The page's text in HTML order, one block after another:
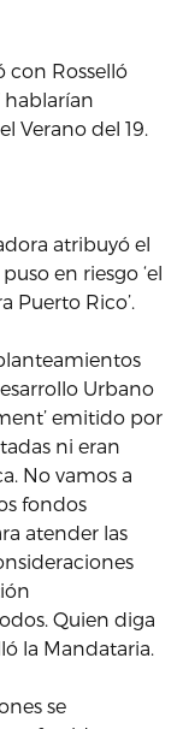
con Rosselló
hablarían
Verano del 19.
atribuyó el
en riesgo ‘el
Puerto Rico’.
Urbano
emitido por
ni eran
No vamos a
fondos
atender las
Quien diga
la Mandataria.
se